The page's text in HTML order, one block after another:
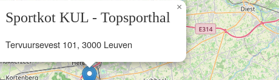
Sportkot KUL - Topsporthal
Tervuursevest 101, 3000 Leuven
×